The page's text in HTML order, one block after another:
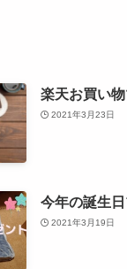
楽天お買い
2021年3月23日
今年の誕生
2021年3月19日